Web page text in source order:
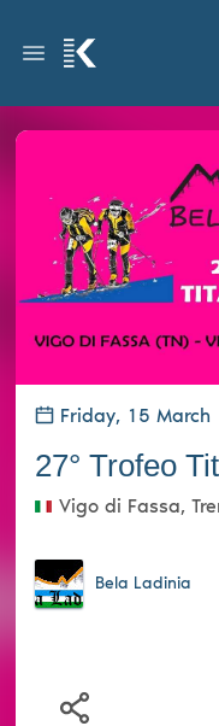
Friday, 15 March
27° Trofeo
Vigo di Fassa,
Bela Ladinia